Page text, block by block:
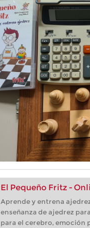
El Pequeño Fritz -
Aprende y entrena
enseñanza de ajedrez
para el cerebro, emoción